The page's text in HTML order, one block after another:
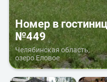
Номер в
№449
Челябинская область,
озеро Еловое